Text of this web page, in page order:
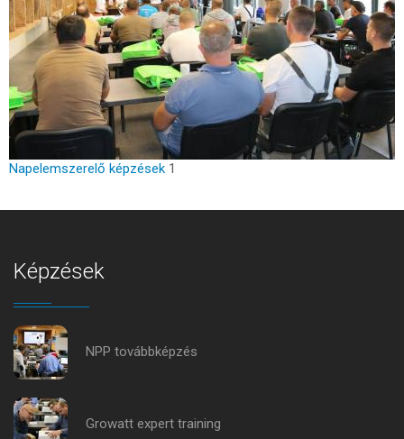
Napelemszerelő képzések 1
Képzések
NPP továbbképzés
Growatt expert training